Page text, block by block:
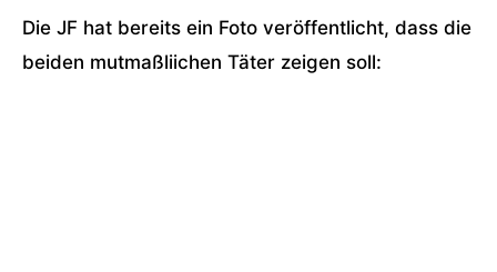
Die JF hat bereits ein Foto veröffentlicht, dass die
beiden mutmaßliichen Täter zeigen soll: